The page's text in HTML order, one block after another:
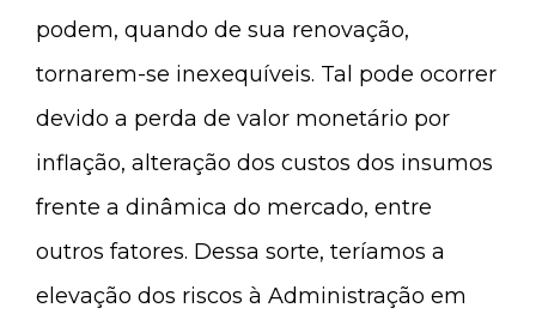
podem, quando de sua renovação,
tornarem-se inexequíveis. Tal pode ocorrer
devido a perda de valor monetário por
inflação, alteração dos custos dos insumos
frente a dinâmica do mercado, entre
outros fatores. Dessa sorte, teríamos a
elevação dos riscos à Administração em